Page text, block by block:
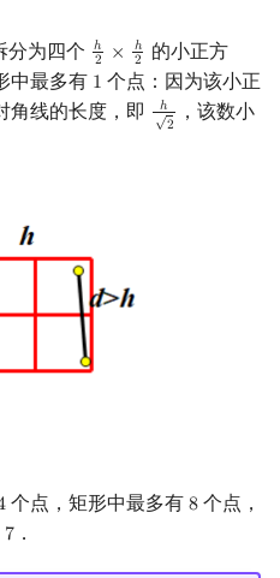
分为四个 ℎ
2 × ℎ
2
h2 ×h 2 的小正方
中最多有 1
1 个点：因为该小正
角线的长度，即
ℎ
√
2
h2
，该数小
个点，矩形中最多有 8
8 个点，
7．